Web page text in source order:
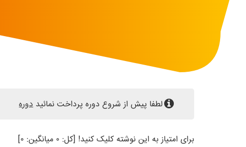
لطفا پیش از شروع دوره پرداخت نمائیددوره
برای امتیاز به این نوشته کلیک کنید! [کل: ۰ میانگین: ۰]